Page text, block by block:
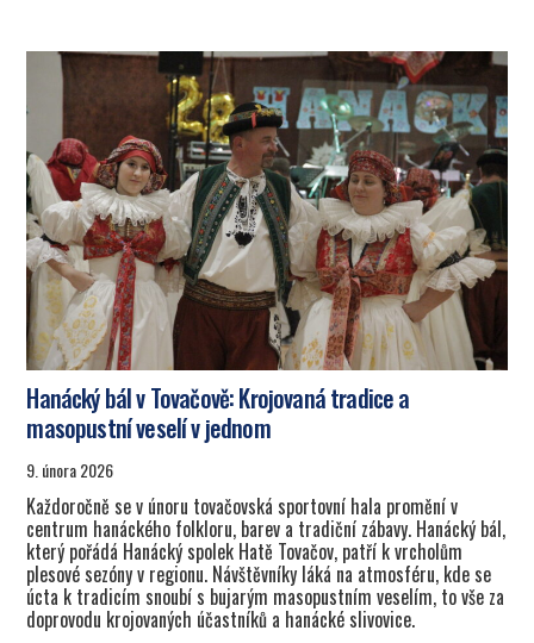
Hanácký bál v Tovačově: Krojovaná tradice a
masopustní veselí v jednom
9. února 2026
Každoročně se v únoru tovačovská sportovní hala promění v
centrum hanáckého folkloru, barev a tradiční zábavy. Hanácký bál,
který pořádá Hanácký spolek Hatě Tovačov, patří k vrcholům
plesové sezóny v regionu. Návštěvníky láká na atmosféru, kde se
úcta k tradicím snoubí s bujarým masopustním veselím, to vše za
doprovodu krojovaných účastníků a hanácké slivovice.